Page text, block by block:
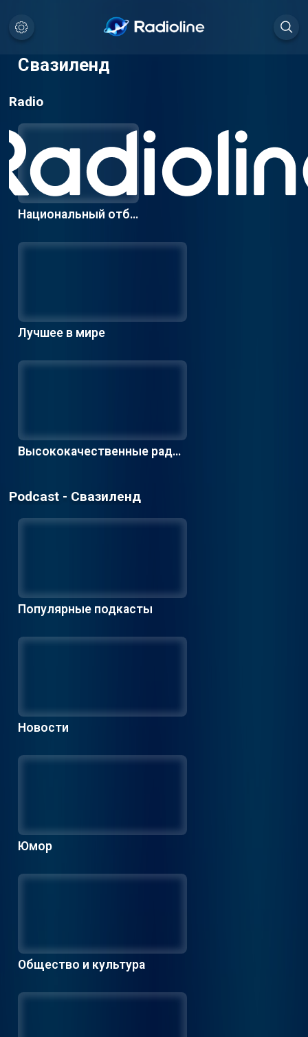
Свазиленд
Radio
Национальный отбо
Лучшее в мире
Высококачественные радио
Podcast - Свазиленд
Популярные подкасты
Новости
Юмор
Общество и культура